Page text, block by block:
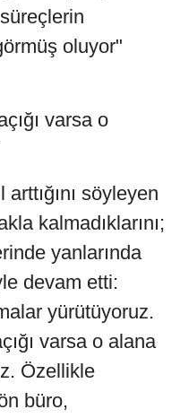
oluyor"
varsa o
arttığını söyleyen
kalmadıklarını;
yanlarında
devam etti:
yürütüyoruz.
varsa o alana
Özellikle
büro,